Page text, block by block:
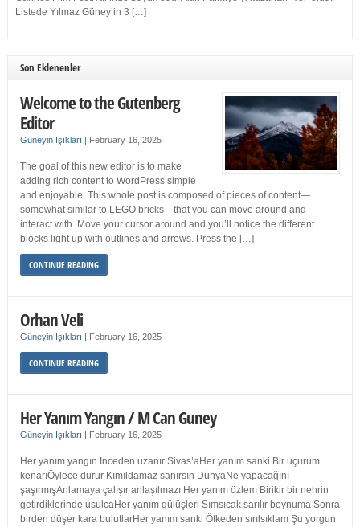
Listede Yılmaz Güney’in 3 […]
Son Eklenenler
Welcome to the Gutenberg
Editor
Güneyin Işıkları | February 16, 2025
The goal of this new editor is to make
adding rich content to WordPress simple
and enjoyable. This whole post is composed of pieces of content—
somewhat similar to LEGO bricks—that you can move around and
interact with. Move your cursor around and you’ll notice the different
blocks light up with outlines and arrows. Press the […]
CONTINUE READING
Orhan Veli
Güneyin Işıkları | February 16, 2025
CONTINUE READING
Her Yanım Yangın / M Can Guney
Güneyin Işıkları | February 16, 2025
Her yanım yangın İnceden uzanır Sivas’aHer yanım sanki Bir uçurum
kenarıÖylece durur Kımıldamaz sanırsın DünyaNe yapacağını
şaşırmışAnlamaya çalışır anlaşılmazı Her yanım özlem Birikir bir nehrin
getirdiklerinde usulcaHer yanım gülüşleri Sımsıcak sarılır boynuma Sonra
birden düşer kara bulutlarHer yanım sanki Öfkeden sırılsıklam Şu yorgun